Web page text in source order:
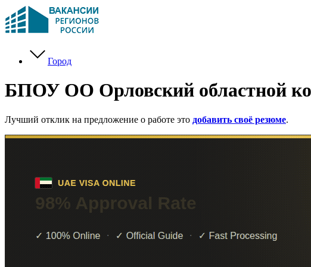
Город
БПОУ ОО Орловский областной
Лучший отклик на предложение о работе это добавить своё резюме.